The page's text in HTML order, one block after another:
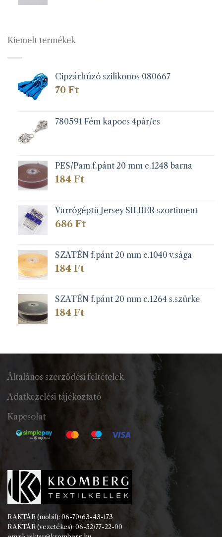
Kiemelt termékek
Cipzárhúzó szilikonos 080667
70 Ft
780591 Fém kapocs 4pár/cs
PES/Pam.f.pánt 20 mm c.1248 barna
184 Ft
Varrógéptü Jersey SILBER szortiment
686 Ft
SZATÉN f.pánt 20 mm c.1040 v.sága
184 Ft
SZATÉN f.pánt 20 mm c.1264 s.szürke
184 Ft
Általános szerződési feltételek
Adatkezelési tájékoztató
Kapcsolat
RAKTÁR (mobil): 06-70/63-43-173
RAKTÁR (vezetékes): 06-52/77-22-00